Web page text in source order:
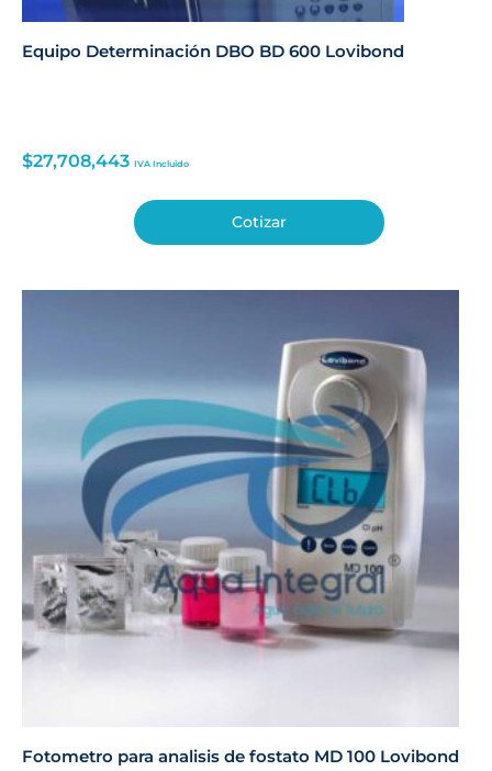
Equipo Determinación DBO BD 600 Lovibond
$27,708,443 IVA Incluido
Cotizar
Fotometro para analisis de fostato MD 100 Lovibond